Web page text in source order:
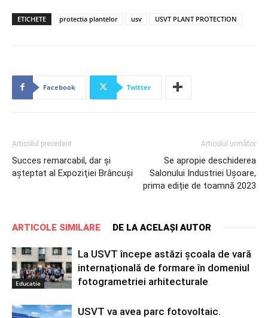
ETICHETE protectia plantelor usv USVT PLANT PROTECTION
Facebook Twitter
Articolul precedent
Succes remarcabil, dar şi
aşteptat al Expoziţiei Brâncuşi
Articolul următor
Se apropie deschiderea
Salonului Industriei Ușoare,
prima ediție de toamnă 2023
ARTICOLE SIMILARE DE LA ACELAȘI AUTOR
Educatie
La USVT începe astăzi școala de vară
internațională de formare în domeniul
fotogrametriei arhitecturale
USVT va avea parc fotovoltaic.